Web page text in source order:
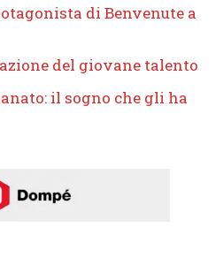
di Benvenute a
del giovane talento
il sogno che gli ha